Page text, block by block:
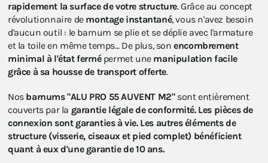
rapidement la surface de votre structure. Grâce au concept
révolutionnaire de montage instantané, vous n'avez besoin
d'aucun outil : le barnum se plie et se déplie avec l'armature
et la toile en même temps... De plus, sonencombrement
minimal à l'état fermépermet une manipulation facile
grâce à sa housse de transport offerte.
Nos barnums "ALU PRO 55 AUVENT M2"sont entièrement
couverts par la garantie légale de conformité. Les pièces de
connexion sont garanties à vie. Les autres éléments de
structure (visserie, ciseaux et pied complet) bénéficient
quant à eux d'une garantie de 10 ans.